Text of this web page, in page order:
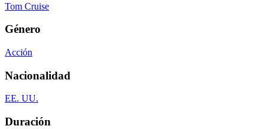
Tom Cruise
Género
Acción
Nacionalidad
EE. UU.
Duración